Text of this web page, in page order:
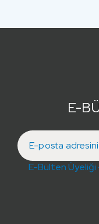
E-
E-Bülten Üyeliği